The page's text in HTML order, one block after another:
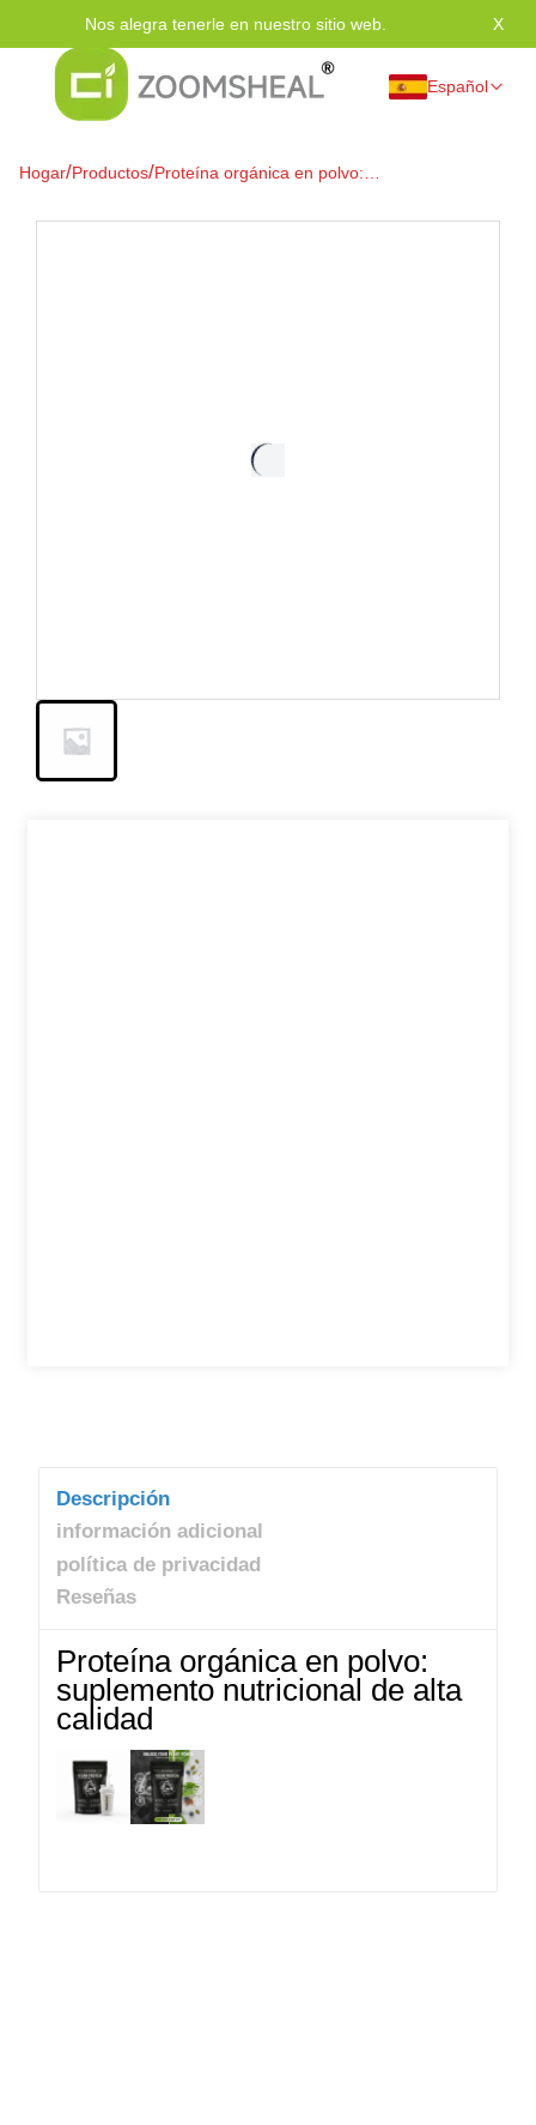
Nos alegra tenerle en nuestro sitio web. X
Español
Hogar/Productos/Proteína orgánica en polvo:
Descripción
información adicional
política de privacidad
Reseñas
Proteína orgánica en polvo:
suplemento nutricional de alta
calidad